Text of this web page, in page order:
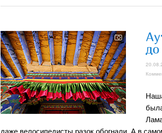
даже велосипедисты разок обогнали. А в